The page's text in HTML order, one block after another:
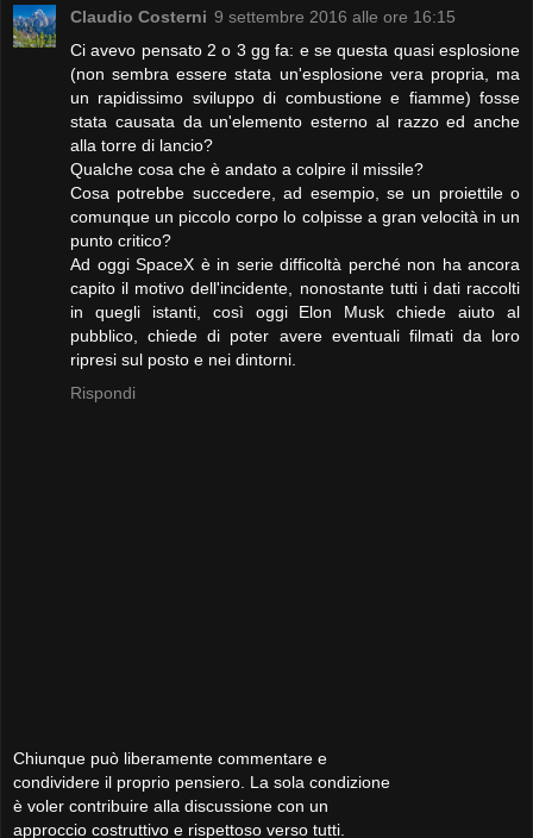
Claudio Costerni 9 settembre 2016 alle ore 16:15
Ci avevo pensato 2 o 3 gg fa: e se questa quasi esplosione
(non sembra essere stata un'esplosione vera propria, ma
un rapidissimo sviluppo di combustione e fiamme) fosse
stata causata da un'elemento esterno al razzo ed anche
alla torre di lancio?
Qualche cosa che è andato a colpire il missile?
Cosa potrebbe succedere, ad esempio, se un proiettile o
comunque un piccolo corpo lo colpisse a gran velocità in un
punto critico?
Ad oggi SpaceX è in serie difficoltà perché non ha ancora
capito il motivo dell'incidente, nonostante tutti i dati raccolti
in quegli istanti, così oggi Elon Musk chiede aiuto al
pubblico, chiede di poter avere eventuali filmati da loro
ripresi sul posto e nei dintorni.
Rispondi
Chiunque può liberamente commentare e
condividere il proprio pensiero. La sola condizione
è voler contribuire alla discussione con un
approccio costruttivo e rispettoso verso tutti.